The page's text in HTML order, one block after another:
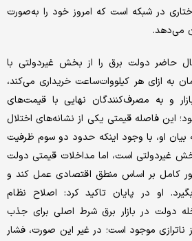
در شبکه است که امروز خود را به‌صورت
می‌دهد.
حاضر دولت برق را از بخش غیردولتی با
در حدود ۳۵۰ تومان به ازای هر کیلووات‌ساعت خریداری می‌کند،
و به مصرف‌کنندگان نهایی با قیمت‌های
این فاصله قیمتی یکی از نشانه‌های اختلال
بیان او، با وجود اینکه حدود دو سوم ظرفیت
غیردولتی است، اما مداخلات قیمتی دولت
کامل بر اساس منطق اقتصادی عمل کند و
او در پایان تاکید کرد: اصلاح نظام
دولت در بازار برق شرط اصلی برای جذب
ناترازی موجود است؛ در غیر این صورت، فشار